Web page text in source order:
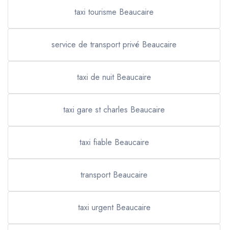
taxi tourisme Beaucaire
service de transport privé Beaucaire
taxi de nuit Beaucaire
taxi gare st charles Beaucaire
taxi fiable Beaucaire
transport Beaucaire
taxi urgent Beaucaire